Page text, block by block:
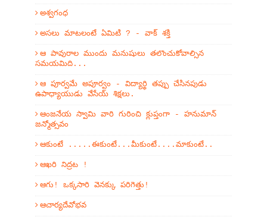
అశ్వగంధ
అసలు మాటలంటే ఏమిటి ? - వాక్ శక్తి
ఆ పావురాల ముందు మనుషులు తలొంచుకోవాల్సిన
సమయమిది...
ఆ పూర్వమే అపూర్వం - విద్యార్థి తప్పు చేసినపుడు
ఉపాధ్యాయుడు వేసేయ్ శిక్షలు.
ఆంజనేయ స్వామి వారి గురించి క్లుప్తంగా - హనుమాన్
జన్మోత్సవం
ఆకుంటే .....ఈకుంటే...మీకుంటే....మాకుంటే..
ఆఖరి నిద్రట !
ఆగు! ఒక్కసారి వెనక్కు పరిగెత్తు!
ఆచార్యదేవోభవ